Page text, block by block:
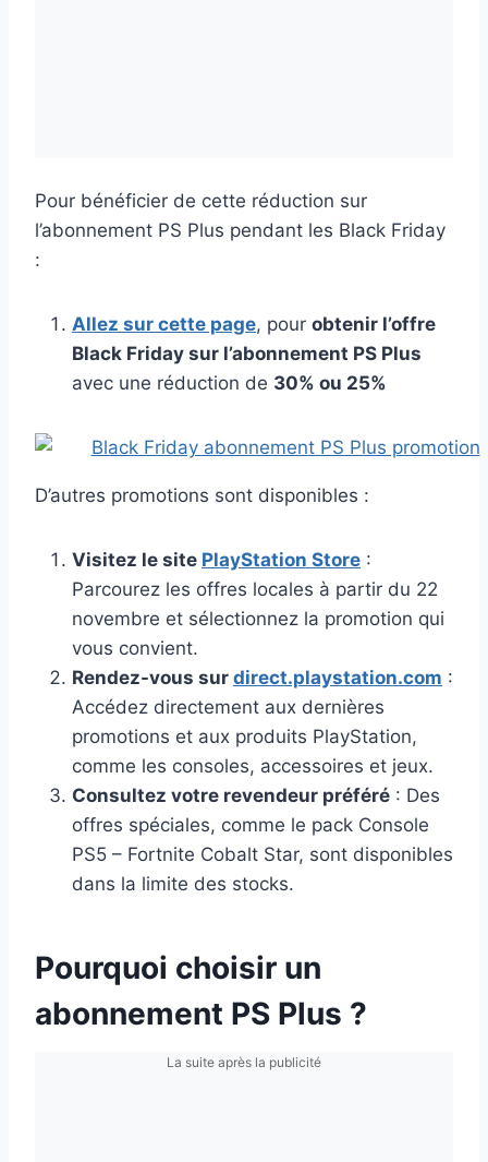
Pour bénéficier de cette réduction sur
l’abonnement PS Plus pendant les Black Friday
:
Allez sur cette page, pour obtenir l’offre
Black Friday sur l’abonnement PS Plus
avec une réduction de 30% ou 25%
D’autres promotions sont disponibles :
Visitez le site PlayStation Store :
Parcourez les offres locales à partir du 22
novembre et sélectionnez la promotion qui
vous convient.
Rendez-vous sur direct.playstation.com :
Accédez directement aux dernières
promotions et aux produits PlayStation,
comme les consoles, accessoires et jeux.
Consultez votre revendeur préféré : Des
offres spéciales, comme le pack Console
PS5 – Fortnite Cobalt Star, sont disponibles
dans la limite des stocks.
Pourquoi choisir un
abonnement PS Plus ?
La suite après la publicité